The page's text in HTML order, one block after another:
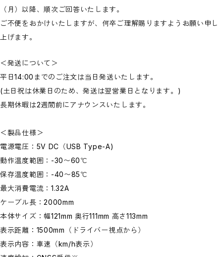
（月）以降、順次ご回答いたします。
ご不便をおかけいたしますが、何卒ご理解賜りますようお願い申し
上げます。
＜発送について＞
平日14:00までのご注文は当日発送いたします。
(土日祝は休業日のため、発送は翌営業日となります。)
長期休暇は2週間前にアナウンスいたします。
＜製品仕様＞
電源電圧：5V DC（USB Type-A)
動作温度範囲：-30〜60℃
保存温度範囲：-40〜85℃
最大消費電流：1.32A
ケーブル長：2000mm
本体サイズ：幅121mm 奥行111mm 高さ113mm
表示距離：1500mm（ドライバー視点から）
表示内容：車速（km/h表示）